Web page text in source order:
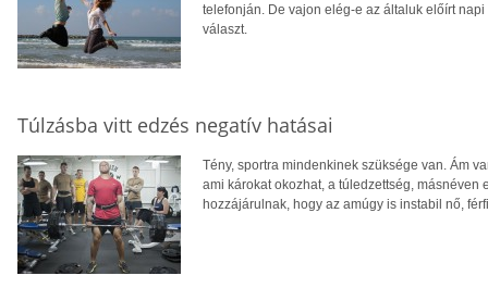
telefonján. De vajon elég-e az általuk előírt
választ.
Túlzásba vitt edzés negatív hatásai
Tény, sportra mindenkinek szüksége van. Ám
ami károkat okozhat, a túledzettség, másnéven
hozzájárulnak, hogy az amúgy is instabil nő,